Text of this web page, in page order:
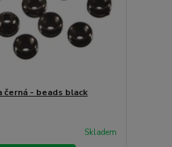
černá - beads black
Skladem